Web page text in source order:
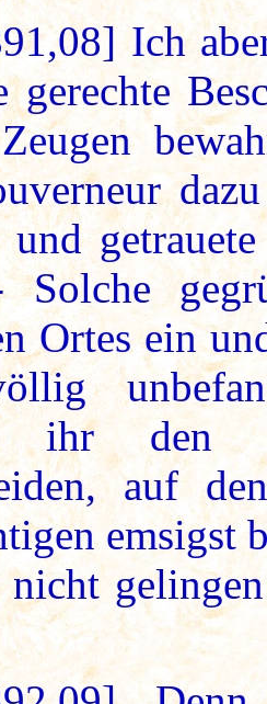
Ich
gerechte
Ortes ein
ihr den
auf
emsigst